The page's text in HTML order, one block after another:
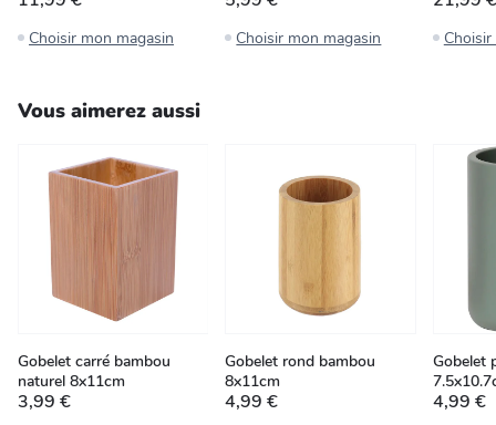
Choisir mon magasin Choisir mon magasin
Vous aimerez aussi
Gobelet carré bambou
naturel 8x11cm
3,99 €
Gobelet rond bambou
8x11cm
4,99 €
Gobelet
4,99 €